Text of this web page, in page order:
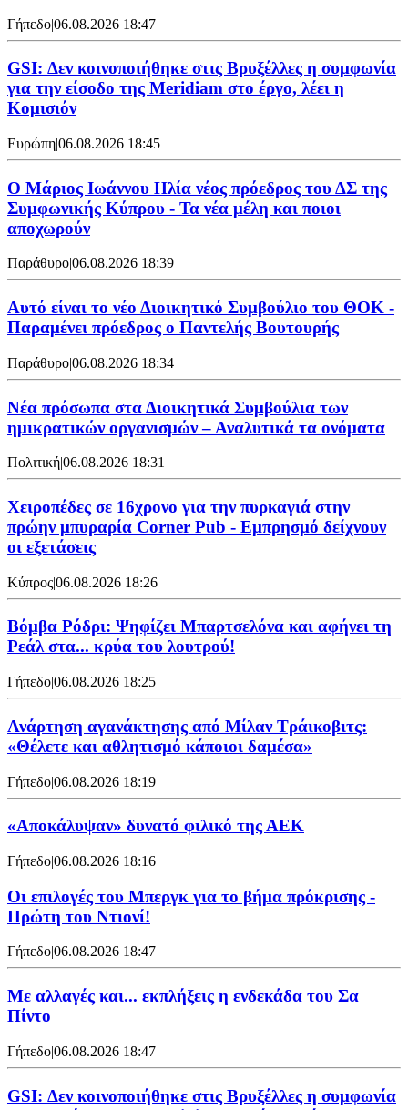
Γήπεδο|06.08.2026 18:47
GSI: Δεν κοινοποιήθηκε στις Βρυξέλλες η συμφωνία
για την είσοδο της Meridiam στο έργο, λέει η
Κομισιόν
Ευρώπη|06.08.2026 18:45
Ο Μάριος Ιωάννου Ηλία νέος πρόεδρος του ΔΣ της
Συμφωνικής Κύπρου - Τα νέα μέλη και ποιοι
αποχωρούν
Παράθυρο|06.08.2026 18:39
Αυτό είναι το νέο Διοικητικό Συμβούλιο του ΘΟΚ -
Παραμένει πρόεδρος ο Παντελής Βουτουρής
Παράθυρο|06.08.2026 18:34
Νέα πρόσωπα στα Διοικητικά Συμβούλια των
ημικρατικών οργανισμών – Αναλυτικά τα ονόματα
Πολιτική|06.08.2026 18:31
Χειροπέδες σε 16χρονο για την πυρκαγιά στην
πρώην μπυραρία Corner Pub - Εμπρησμό δείχνουν
οι εξετάσεις
Κύπρος|06.08.2026 18:26
Βόμβα Ρόδρι: Ψηφίζει Μπαρτσελόνα και αφήνει τη
Ρεάλ στα... κρύα του λουτρού!
Γήπεδο|06.08.2026 18:25
Ανάρτηση αγανάκτησης από Μίλαν Τράικοβιτς:
«Θέλετε και αθλητισμό κάποιοι δαμέσα»
Γήπεδο|06.08.2026 18:19
«Αποκάλυψαν» δυνατό φιλικό της ΑΕΚ
Γήπεδο|06.08.2026 18:16
Οι επιλογές του Μπεργκ για το βήμα πρόκρισης -
Πρώτη του Ντιονί!
Γήπεδο|06.08.2026 18:47
Με αλλαγές και... εκπλήξεις η ενδεκάδα του Σα
Πίντο
Γήπεδο|06.08.2026 18:47
GSI: Δεν κοινοποιήθηκε στις Βρυξέλλες η συμφωνία